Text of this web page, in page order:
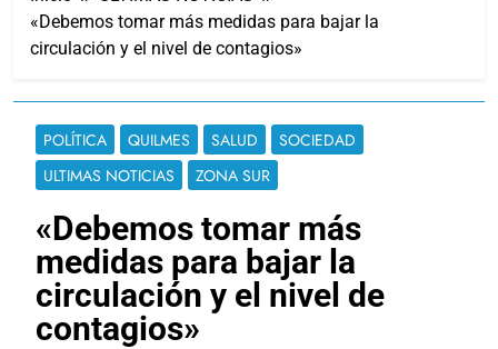
«Debemos tomar más medidas para bajar la
circulación y el nivel de contagios»
POLÍTICA QUILMES SALUD
SOCIEDAD
ULTIMAS NOTICIAS
ZONA SUR
«Debemos tomar más
medidas para bajar la
circulación y el nivel de
contagios»